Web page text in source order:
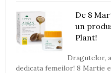
De 8
un
Plant!
Dragutelor,
dedicata femeilor! 8 Martie